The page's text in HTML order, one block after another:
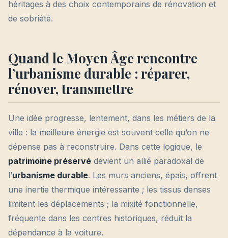
héritages à des choix contemporains de rénovation et
de sobriété.
Quand le Moyen Âge rencontre
l’urbanisme durable : réparer,
rénover, transmettre
Une idée progresse, lentement, dans les métiers de la
ville : la meilleure énergie est souvent celle qu’on ne
dépense pas à reconstruire. Dans cette logique, le
patrimoine préservé devient un allié paradoxal de
l’urbanisme durable. Les murs anciens, épais, offrent
une inertie thermique intéressante ; les tissus denses
limitent les déplacements ; la mixité fonctionnelle,
fréquente dans les centres historiques, réduit la
dépendance à la voiture.